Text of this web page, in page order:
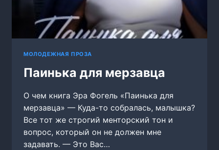
МОЛОДЕЖНАЯ ПРОЗА
Паинька для мерзавца
О чем книга Эра Фогель «Паинька для
мерзавца» — Куда-то собралась, малышка?
Все тот же строгий менторский тон и
вопрос, который он не должен мне
задавать. — Это Вас…